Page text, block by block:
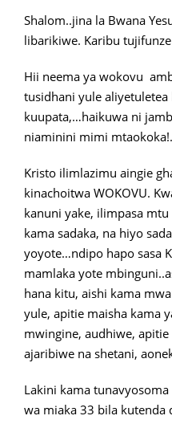
Shalom..jina la Bwana
libarikiwe. Karibu
Hii neema ya wokovu
tusidhani yule
kuupata,…haikuwa ni
niaminini mimi mtaokoka!.
Kristo ilimlazimu aingie
kinachoitwa WOKOVU.
kanuni yake, ilimpasa
kama sadaka, na hiyo
yoyote…ndipo hapo sasa
mamlaka yote
hana kitu, aishi kama
yule, apitie maisha kama
mwingine, audhiwe,
ajaribiwe na shetani,
Lakini kama
wa miaka 33 bila